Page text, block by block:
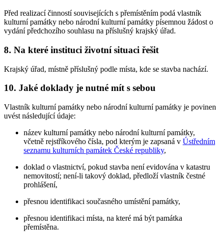
Před realizací činností souvisejících s přemístěním podá vlastník
kulturní památky nebo národní kulturní památky písemnou žádost o
vydání předchozího souhlasu na příslušný krajský úřad.
8. Na které instituci životní situaci řešit
Krajský úřad, místně příslušný podle místa, kde se stavba nachází.
10. Jaké doklady je nutné mít s sebou
Vlastník kulturní památky nebo národní kulturní památky je povinen
uvést následující údaje:
název kulturní památky nebo národní kulturní památky,
včetně rejstříkového čísla, pod kterým je zapsaná v Ústředním
seznamu kulturních památek České republiky,
doklad o vlastnictví, pokud stavba není evidována v katastru
nemovitostí; není-li takový doklad, předloží vlastník čestné
prohlášení,
přesnou identifikaci současného umístění památky,
přesnou identifikaci místa, na které má být památka
přemístěna.